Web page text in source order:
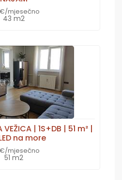
mjesečno
43 m2
| 1S+DB | 51 m² |
na more
mjesečno
51 m2